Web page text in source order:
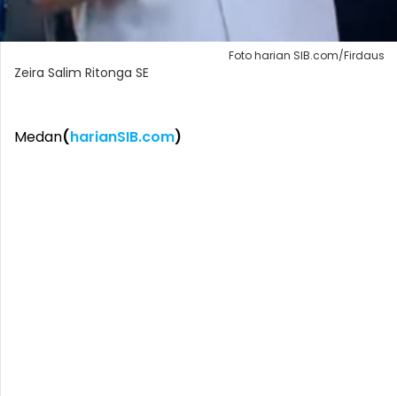
Foto harian SIB.com/Firdaus
Zeira Salim Ritonga SE
Medan(harianSIB.com)